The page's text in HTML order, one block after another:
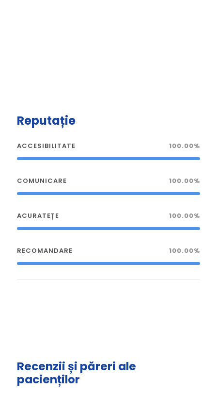
Reputație
ACCESIBILITATE 100.00%
COMUNICARE 100.00%
ACURATEȚE 100.00%
RECOMANDARE 100.00%
Recenzii și păreri ale
pacienților